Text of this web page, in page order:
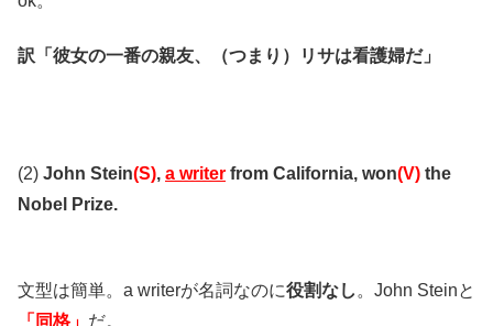
訳「彼女の一番の親友、（つまり）リサは看護婦だ」
(2) John Stein(S), a writer from California, won(V) the
Nobel Prize.
文型は簡単。a writerが名詞なのに役割なし 。John Steinと
「同格」 だ。